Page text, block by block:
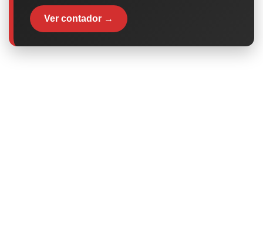
Ver contador →